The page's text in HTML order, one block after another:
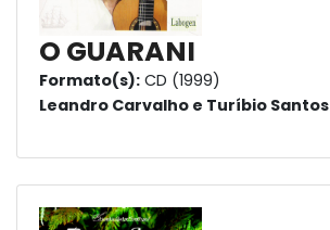
O GUARANI
Formato(s): CD (1999)
Leandro Carvalho e Turíbio Santos